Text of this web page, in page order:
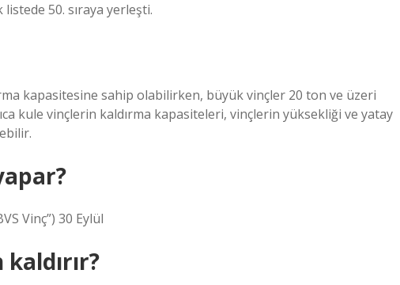
50. sıraya yerleşti.
kapasitesine sahip olabilirken, büyük vinçler 20 ton ve üzeri
kule vinçlerin kaldırma kapasiteleri, vinçlerin yüksekliği ve yatay
Vinç”) 30 Eylül